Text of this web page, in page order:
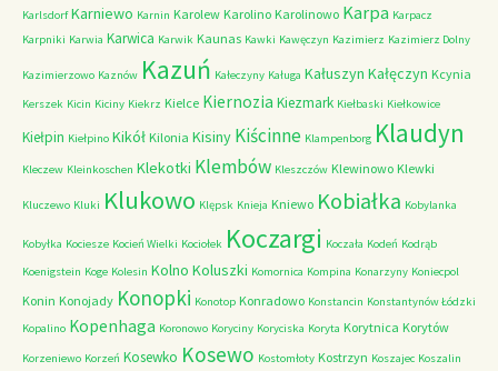
Karlsdorf Karniewo Karnin Karolew Karolino Karolinowo Karpa Karpacz
Karpniki Karwia Karwica Karwik Kaunas Kawki Kawęczyn Kazimierz Kazimierz Dolny
Kazimierzowo Kaznów Kazuń Kałeczyny Kaługa Kałuszyn Kałęczyn Kcynia
Kerszek Kicin Kiciny Kiekrz Kielce Kiernozia Kiezmark Kiełbaski Kiełkowice
Kiełpin Kiełpino Kikół Kilonia Kisiny Kiścinne Klampenborg Klaudyn
Kleczew Kleinkoschen Klekotki Klembów Kleszczów Klewinowo Klewki
Kluczewo Kluki Klukowo Klępsk Knieja Kniewo Kobiałka Kobylanka
Kobyłka Kociesze Kocień Wielki Kociołek Koczargi Koczała Kodeń Kodrąb
Koenigstein Koge Kolesin Kolno Koluszki Komornica Kompina Konarzyny Koniecpol
Konin Konojady Konopki Konotop Konradowo Konstancin Konstantynów Łódzki
Kopalino Kopenhaga Koronowo Koryciny Koryciska Koryta Korytnica Korytów
Korzeniewo Korzeń Kosewko Kosewo Kostomłoty Kostrzyn Koszajec Koszalin